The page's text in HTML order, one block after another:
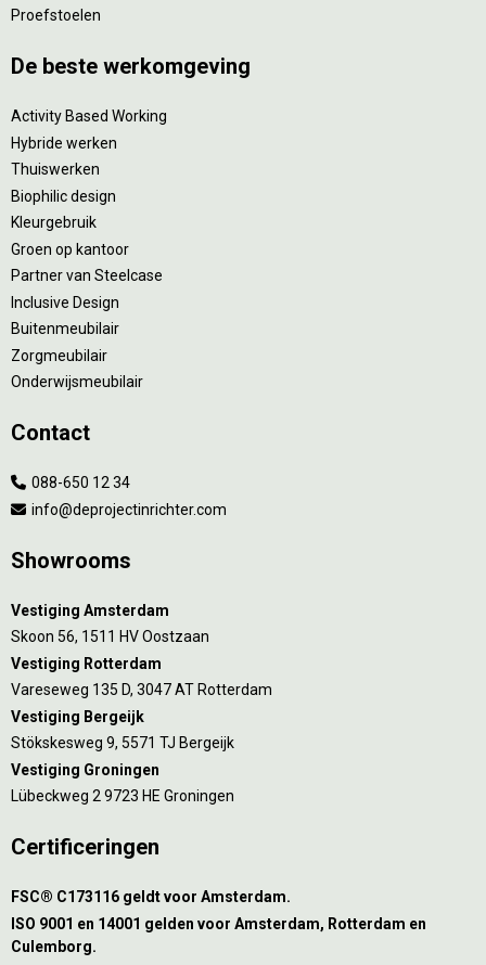
Proefstoelen
De beste werkomgeving
Activity Based Working
Hybride werken
Thuiswerken
Biophilic design
Kleurgebruik
Groen op kantoor
Partner van Steelcase
Inclusive Design
Buitenmeubilair
Zorgmeubilair
Onderwijsmeubilair
Contact
088-650 12 34
info@deprojectinrichter.com
Showrooms
Vestiging Amsterdam
Skoon 56, 1511 HV Oostzaan
Vestiging Rotterdam
Vareseweg 135 D, 3047 AT Rotterdam
Vestiging Bergeijk
Stökskesweg 9, 5571 TJ Bergeijk
Vestiging Groningen
Lübeckweg 2 9723 HE Groningen
Certificeringen
FSC® C173116 geldt voor Amsterdam.
ISO 9001 en 14001 gelden voor Amsterdam, Rotterdam en
Culemborg.